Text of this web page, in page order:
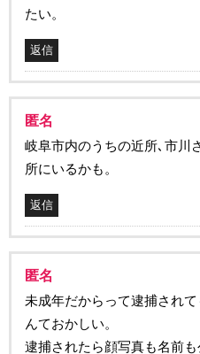
たい。
返信
匿名
岐阜市内のうちの近所､市川
所にいるかも。
返信
匿名
未成年だからって逮捕され
んておかしい。
逮捕されたら顔写真も名前も